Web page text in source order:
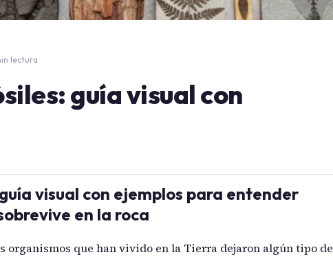
lectura
guía visual con
visual con ejemplos para entender
en la roca
organismos que han vivido en la Tierra dejaron algún tipo de